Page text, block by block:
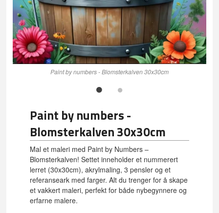
Paint by numbers - Blomsterkalven 30x30cm
Paint by numbers -
Blomsterkalven 30x30cm
Mal et maleri med Paint by Numbers –
Blomsterkalven! Settet inneholder et nummerert
lerret (30x30cm), akrylmaling, 3 pensler og et
referanseark med farger. Alt du trenger for å skape
et vakkert maleri, perfekt for både nybegynnere og
erfarne malere.